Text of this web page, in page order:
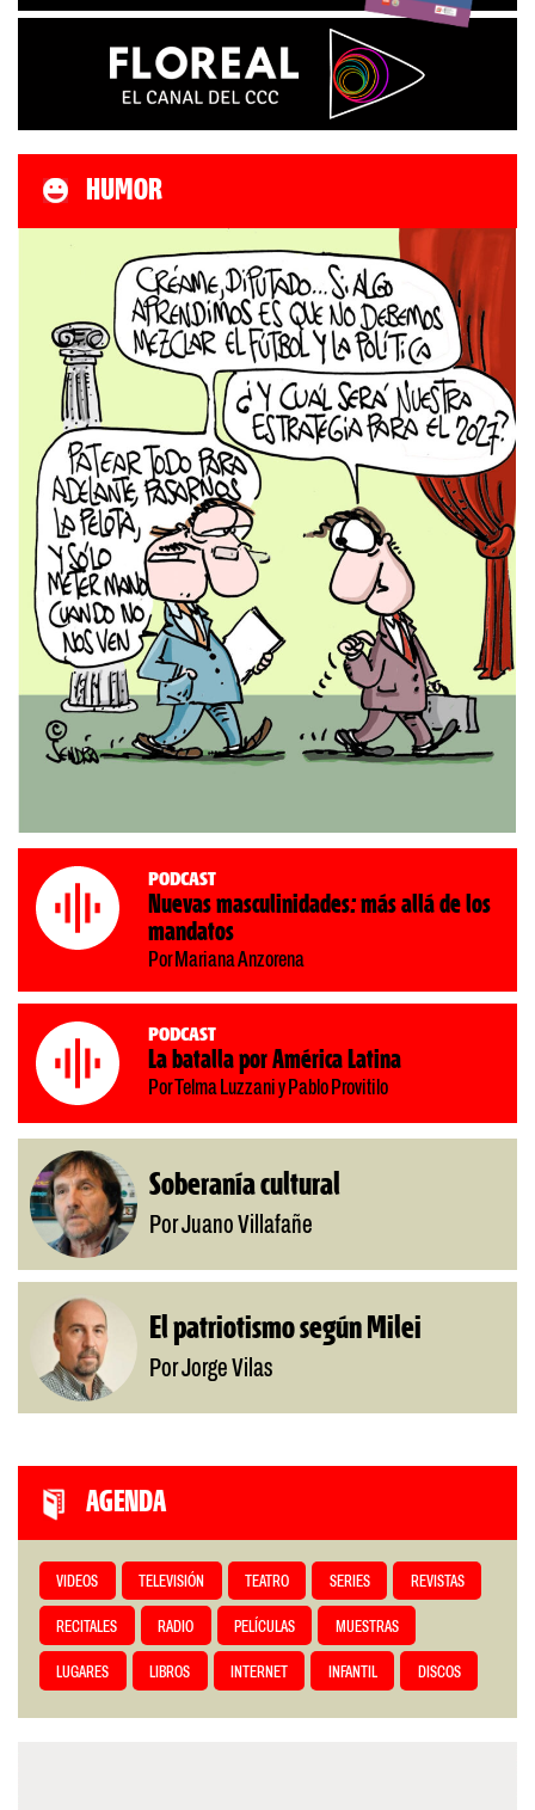
HUMOR
Podcast
Nuevas masculinidades: más allá de los
mandatos
Por Mariana Anzorena
Podcast
La batalla por América Latina
Por Telma Luzzani y Pablo Provitilo
Soberanía cultural
Por Juano Villafañe
El patriotismo según Milei
Por Jorge Vilas
AGENDA
VIDEOS TELEVISIÓN TEATRO SERIES REVISTAS
RECITALES RADIO PELÍCULAS MUESTRAS
LUGARES LIBROS INTERNET INFANTIL DISCOS